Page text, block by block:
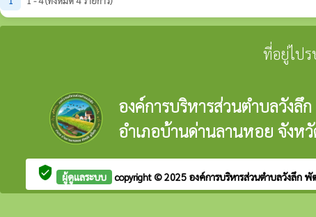
ที่อยู่ไป
องค์การบริหารส่วนตำบลวังลึก
อำเภอบ้านด่านลานหอย จังห
verified_user ผู้ดูแลระบบ copyright © 2025 องค์การบริหารส่วนตำบลวังลึก พั